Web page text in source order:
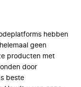
hebben
geen
producten met
door
beste